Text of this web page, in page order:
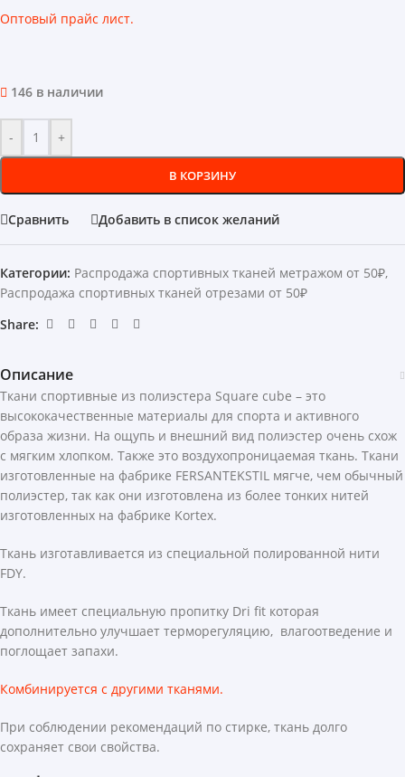
Оптовый прайс лист.
146 в наличии
- +
В КОРЗИНУ
Сравнить Добавить в список желаний
Категории: Распродажа спортивных тканей метражом от 50₽,
Распродажа спортивных тканей отрезами от 50₽
Share:
Описание
Ткани спортивные из полиэстера Square cube – это
высококачественные материалы для спорта и активного
образа жизни. На ощупь и внешний вид полиэстер очень схож
с мягким хлопком. Также это воздухопроницаемая ткань. Ткани
изготовленные на фабрике FERSANTEKSTIL мягче, чем обычный
полиэстер, так как они изготовлена из более тонких нитей
изготовленных на фабрике Kortex.
Ткань изготавливается из специальной полированной нити
FDY.
Ткань имеет специальную пропитку Dri fit которая
дополнительно улучшает терморегуляцию, влагоотведение и
поглощает запахи.
Комбинируется с другими тканями.
При соблюдении рекомендаций по стирке, ткань долго
сохраняет свои свойства.